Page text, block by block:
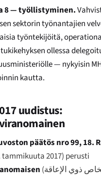
8 — työllistyminen.
sektorin työnantajien
työntekijöitä,
ollessa
— nykyisin
kautta.
uudistus:
päätös nro 99, 18.
tammikuuta 2017) perusti
(ذوي الإعاقة